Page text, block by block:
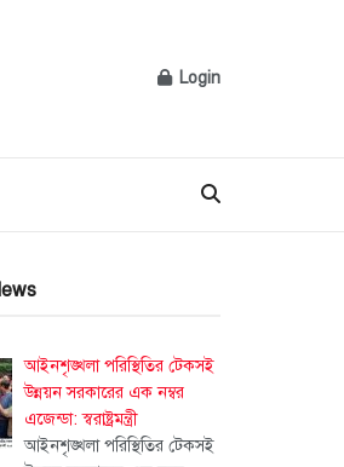
Login
আইনশৃঙ্খলা পরিস্থিতির টেকসই
উন্নয়ন সরকারের এক নম্বর
এজেন্ডা: স্বরাষ্ট্রমন্ত্রী
আইনশৃঙ্খলা পরিস্থিতির টেকসই